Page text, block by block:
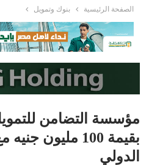
الصفحة الرئيسية بنوك وتمويل
مؤسسة التضامن
بقيمة 100 مليون
الدولي